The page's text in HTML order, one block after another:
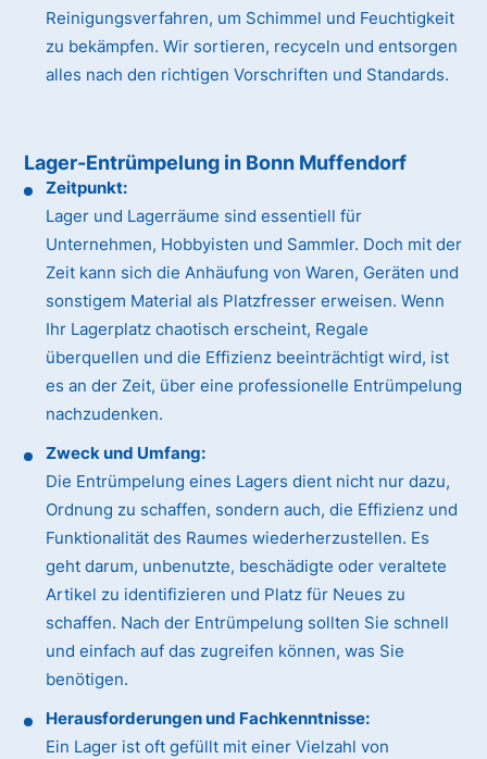
Reinigungsverfahren, um Schimmel und Feuchtigkeit
zu bekämpfen. Wir sortieren, recyceln und entsorgen
alles nach den richtigen Vorschriften und Standards.
Lager-Entrümpelung in Bonn Muffendorf
Zeitpunkt:
Lager und Lagerräume sind essentiell für
Unternehmen, Hobbyisten und Sammler. Doch mit der
Zeit kann sich die Anhäufung von Waren, Geräten und
sonstigem Material als Platzfresser erweisen. Wenn
Ihr Lagerplatz chaotisch erscheint, Regale
überquellen und die Effizienz beeinträchtigt wird, ist
es an der Zeit, über eine professionelle Entrümpelung
nachzudenken.
Zweck und Umfang:
Die Entrümpelung eines Lagers dient nicht nur dazu,
Ordnung zu schaffen, sondern auch, die Effizienz und
Funktionalität des Raumes wiederherzustellen. Es
geht darum, unbenutzte, beschädigte oder veraltete
Artikel zu identifizieren und Platz für Neues zu
schaffen. Nach der Entrümpelung sollten Sie schnell
und einfach auf das zugreifen können, was Sie
benötigen.
Herausforderungen und Fachkenntnisse:
Ein Lager ist oft gefüllt mit einer Vielzahl von